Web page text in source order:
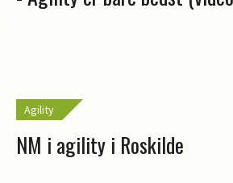
Agility
NM i agility i Roskilde